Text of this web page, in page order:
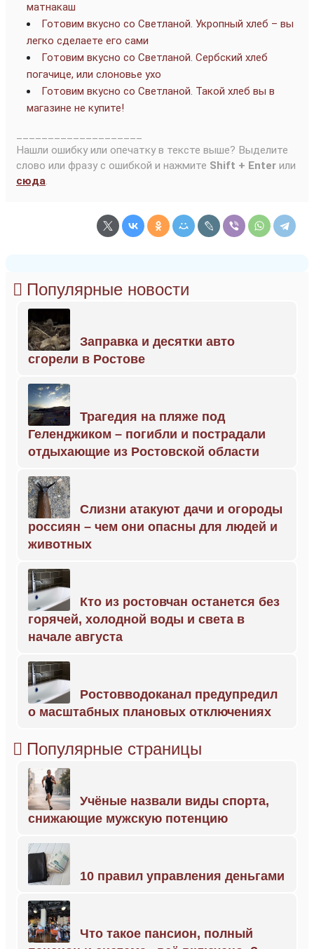
матнакаш
Готовим вкусно со Светланой. Укропный хлеб – вы
легко сделаете его сами
Готовим вкусно со Светланой. Сербский хлеб
погачице, или слоновье ухо
Готовим вкусно со Светланой. Такой хлеб вы в
магазине не купите!
Нашли ошибку или опечатку в тексте выше? Выделите
слово или фразу с ошибкой и нажмите Shift + Enter или
сюда.
Популярные новости
Заправка и десятки авто
сгорели в Ростове
Трагедия на пляже под
Геленджиком – погибли и пострадали
отдыхающие из Ростовской области
Слизни атакуют дачи и огороды
россиян – чем они опасны для людей и
животных
Кто из ростовчан останется без
горячей, холодной воды и света в
начале августа
Ростовводоканал предупредил
о масштабных плановых отключениях
Популярные страницы
Учёные назвали виды спорта,
снижающие мужскую потенцию
10 правил управления деньгами
Что такое пансион, полный